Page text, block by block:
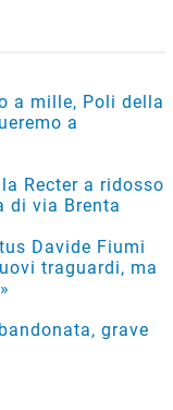
a mille, Poli della
a
Recter a ridosso
di via Brenta
Davide Fiumi
traguardi, ma
grave